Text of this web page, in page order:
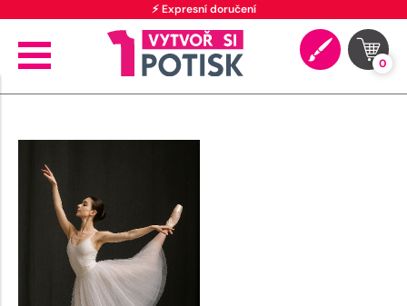
⚡ Expresní doručení
0